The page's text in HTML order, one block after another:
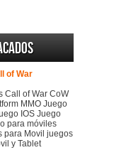
of War
Call of War CoW
MMO Juego
IOS Juego
para móviles
para Movil juegos
y Tablet